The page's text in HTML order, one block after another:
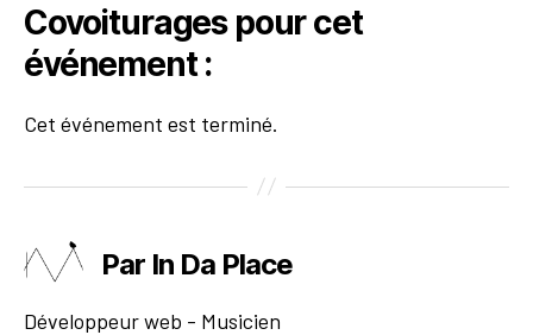
Covoiturages pour cet
événement :
Cet événement est terminé.
Par In Da Place
Développeur web - Musicien